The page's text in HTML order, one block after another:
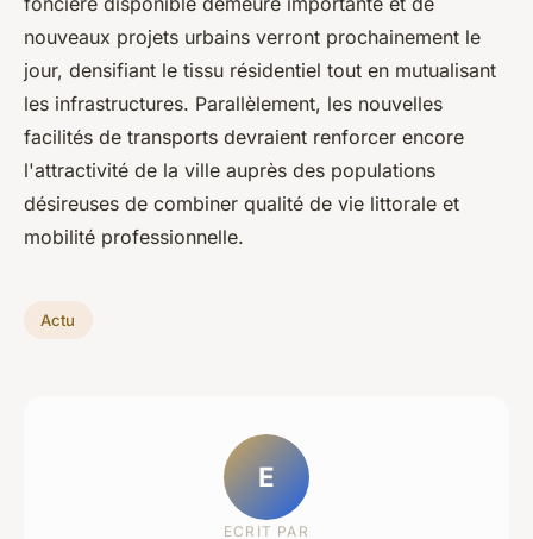
nouveaux projets urbains verront prochainement le
jour, densifiant le tissu résidentiel tout en mutualisant
les infrastructures. Parallèlement, les nouvelles
facilités de transports devraient renforcer encore
l'attractivité de la ville auprès des populations
désireuses de combiner qualité de vie littorale et
mobilité professionnelle.
Actu
E
ECRIT PAR